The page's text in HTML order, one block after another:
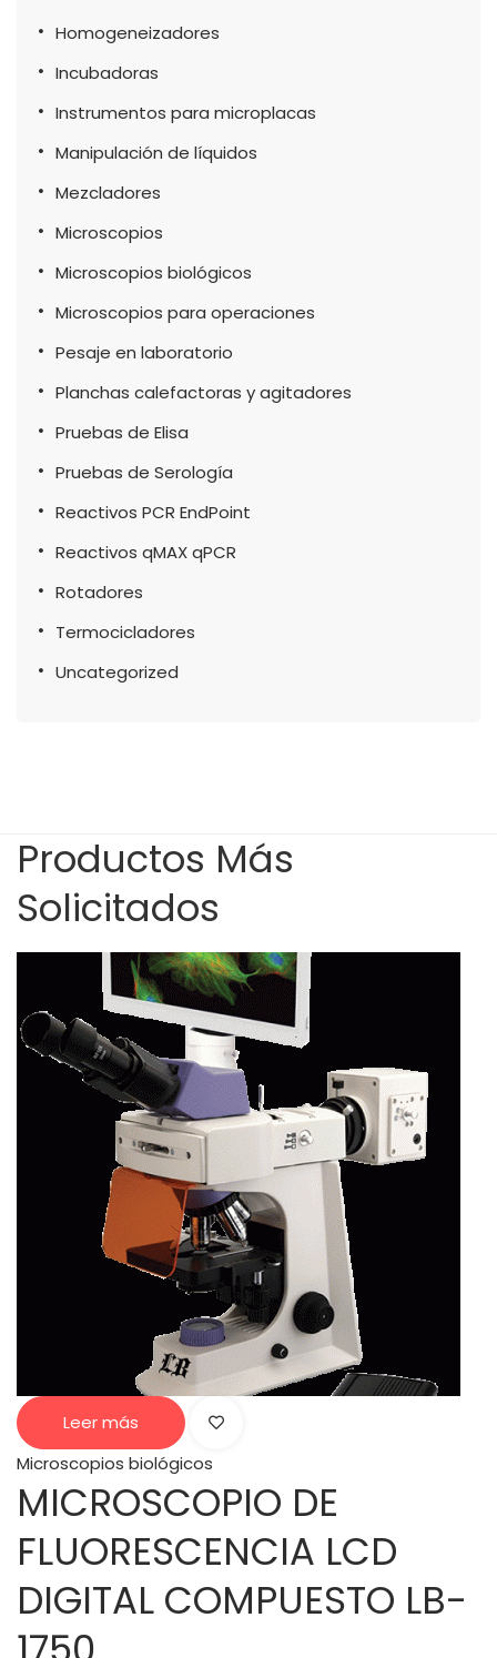
Homogeneizadores
Incubadoras
Instrumentos para microplacas
Manipulación de líquidos
Mezcladores
Microscopios
Microscopios biológicos
Microscopios para operaciones
Pesaje en laboratorio
Planchas calefactoras y agitadores
Pruebas de Elisa
Pruebas de Serología
Reactivos PCR EndPoint
Reactivos qMAX qPCR
Rotadores
Termocicladores
Uncategorized
Productos Más
Solicitados
Leer más
Microscopios biológicos
MICROSCOPIO DE
FLUORESCENCIA LCD
DIGITAL COMPUESTO LB-